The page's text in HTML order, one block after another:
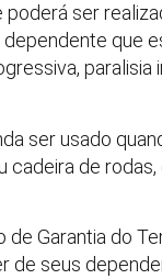
ser
que
ser usado
de
de Garantia do
de seus